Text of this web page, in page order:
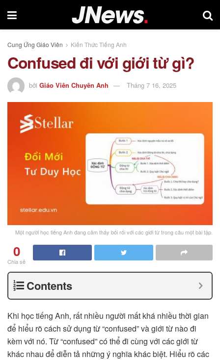
Cung Ứng Giáo Viên Kiến Thức Tiếng Anh
Confused đi với giới từ gì?
bởi Giáo Viên Chuyên Anh Tháng 7 16, 2025
Một người học tiếng Anh đang cảm thấy bối rối với các giới từ trong câu một bài tập.
0
Chia sẻ
Contents
Khi học tiếng Anh, rất nhiều người mất khá nhiều thời gian
để hiểu rõ cách sử dụng từ “confused” và giới từ nào đi
kèm với nó. Từ “confused” có thể đi cùng với các giới từ
khác nhau để diễn tả những ý nghĩa khác biệt. Hiểu rõ các